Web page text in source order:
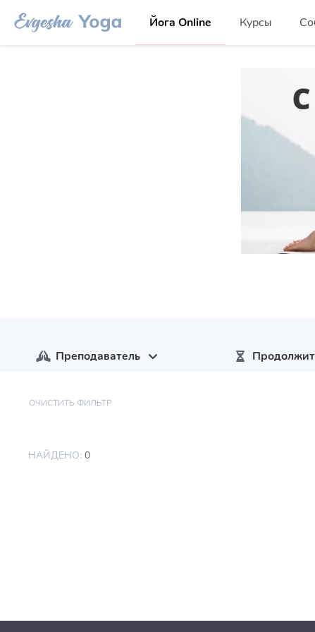
Йога Online Курсы
Преподаватель
ОЧИСТИТЬ ФИЛЬТР
НАЙДЕНО: 0